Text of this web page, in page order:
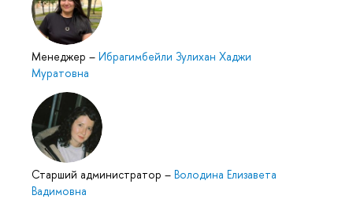
Менеджер – Ибрагимбейли Зулихан Хаджи
Муратовна
Старший администратор – Володина Елизавета
Вадимовна